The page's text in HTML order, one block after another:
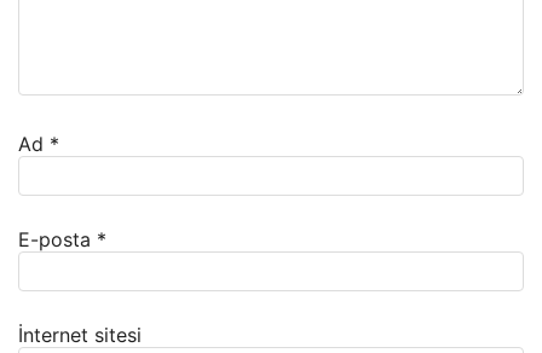
Ad *
E-posta *
İnternet sitesi